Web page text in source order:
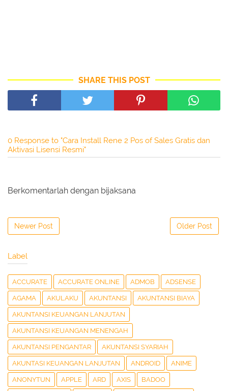
SHARE THIS POST
0 Response to "Cara Install Rene 2 Pos of Sales Gratis dan
Aktivasi Lisensi Resmi"
Berkomentarlah dengan bijaksana
Newer Post Older Post
Label
ACCURATE ACCURATE ONLINE ADMOB ADSENSE
AGAMA AKULAKU AKUNTANSI AKUNTANSI BIAYA
AKUNTANSI KEUANGAN LANJUTAN
AKUNTANSI KEUANGAN MENENGAH
AKUNTANSI PENGANTAR AKUNTANSI SYARIAH
AKUNTASI KEUANGAN LANJUTAN ANDROID ANIME
ANONYTUN APPLE ARD AXIS BADOO